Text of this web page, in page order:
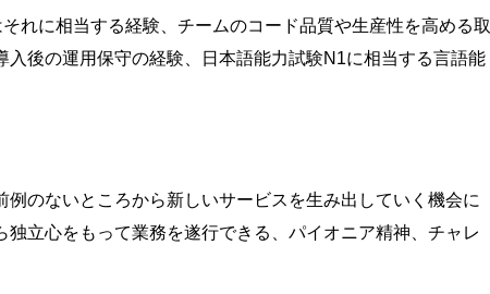
れに相当する経験、チームのコード品質や生産性を高める取
後の運用保守の経験、日本語能力試験N1に相当する言語能
のないところから新しいサービスを生み出していく機会に
立心をもって業務を遂行できる、パイオニア精神、チャレ